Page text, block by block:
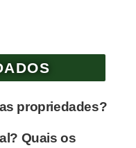
propriedades?
Quais os